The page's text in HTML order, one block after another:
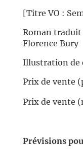
[Titre VO :
Roman
Florence Bury
Illustration de
Prix de vente
Prix de vente
Prévisions